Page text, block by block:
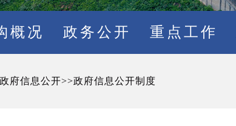
概况 政务公开 重点工作
政府信息公开>>政府信息公开制度